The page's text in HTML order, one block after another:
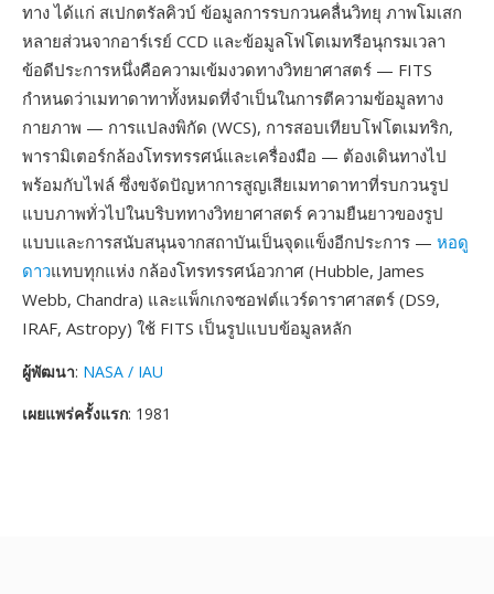
ทาง ได้แก่ สเปกตรัลคิวบ์ ข้อมูลการรบกวนคลื่นวิทยุ ภาพโมเสก
หลายส่วนจากอาร์เรย์ CCD และข้อมูลโฟโตเมทรีอนุกรมเวลา
ข้อดีประการหนึ่งคือความเข้มงวดทางวิทยาศาสตร์ — FITS
กำหนดว่าเมทาดาทาทั้งหมดที่จำเป็นในการตีความข้อมูลทาง
กายภาพ — การแปลงพิกัด (WCS), การสอบเทียบโฟโตเมทริก,
พารามิเตอร์กล้องโทรทรรศน์และเครื่องมือ — ต้องเดินทางไป
พร้อมกับไฟล์ ซึ่งขจัดปัญหาการสูญเสียเมทาดาทาที่รบกวนรูป
แบบภาพทั่วไปในบริบททางวิทยาศาสตร์ ความยืนยาวของรูป
แบบและการสนับสนุนจากสถาบันเป็นจุดแข็งอีกประการ — หอดู
ดาวแทบทุกแห่ง กล้องโทรทรรศน์อวกาศ (Hubble, James
Webb, Chandra) และแพ็กเกจซอฟต์แวร์ดาราศาสตร์ (DS9,
IRAF, Astropy) ใช้ FITS เป็นรูปแบบข้อมูลหลัก
ผู้พัฒนา: NASA / IAU
เผยแพร่ครั้งแรก: 1981